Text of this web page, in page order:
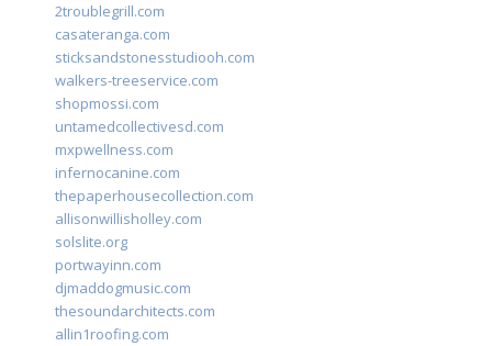
2troublegrill.com
casateranga.com
sticksandstonesstudiooh.com
walkers-treeservice.com
shopmossi.com
untamedcollectivesd.com
mxpwellness.com
infernocanine.com
thepaperhousecollection.com
allisonwillisholley.com
solslite.org
portwayinn.com
djmaddogmusic.com
thesoundarchitects.com
allin1roofing.com